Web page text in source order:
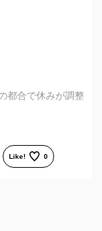
都合で休みが調整
した。操作は簡単
しくお願いしま
Like! 0